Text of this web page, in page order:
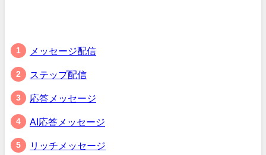
メッセージ配信
ステップ配信
応答メッセージ
AI応答メッセージ
リッチメッセージ